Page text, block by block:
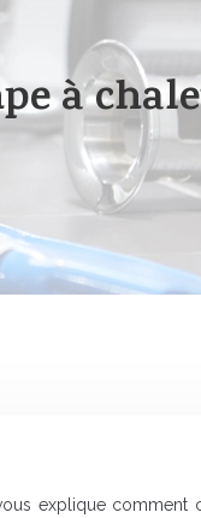
à
explique comment